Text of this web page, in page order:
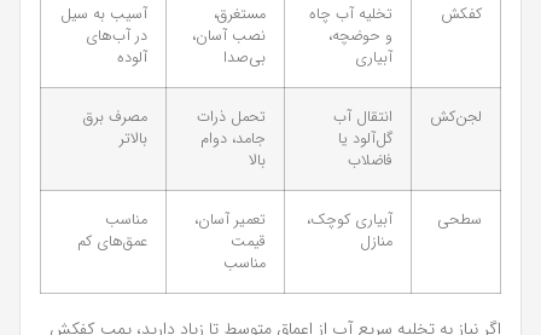
کفکش
تخلیه آب چاه
و حوضچه،
آبیاری
مستغرق،
نصب آسان،
بی‌صدا
آسیب به سیل
در آب‌های
آلوده
لجن‌کش
انتقال آب
گل‌آلود یا
فاضلاب
تحمل ذرات
جامد، دوام
بالا
مصرف برق
بالاتر
سطحی
آبیاری کوچک،
منازل
تعمیر آسان،
قیمت
مناسب
مناسب
عمق‌های کم
اگر نیاز به تخلیه سریع آب از اعماق متوسط تا زیاد دارید، پمپ کفکش